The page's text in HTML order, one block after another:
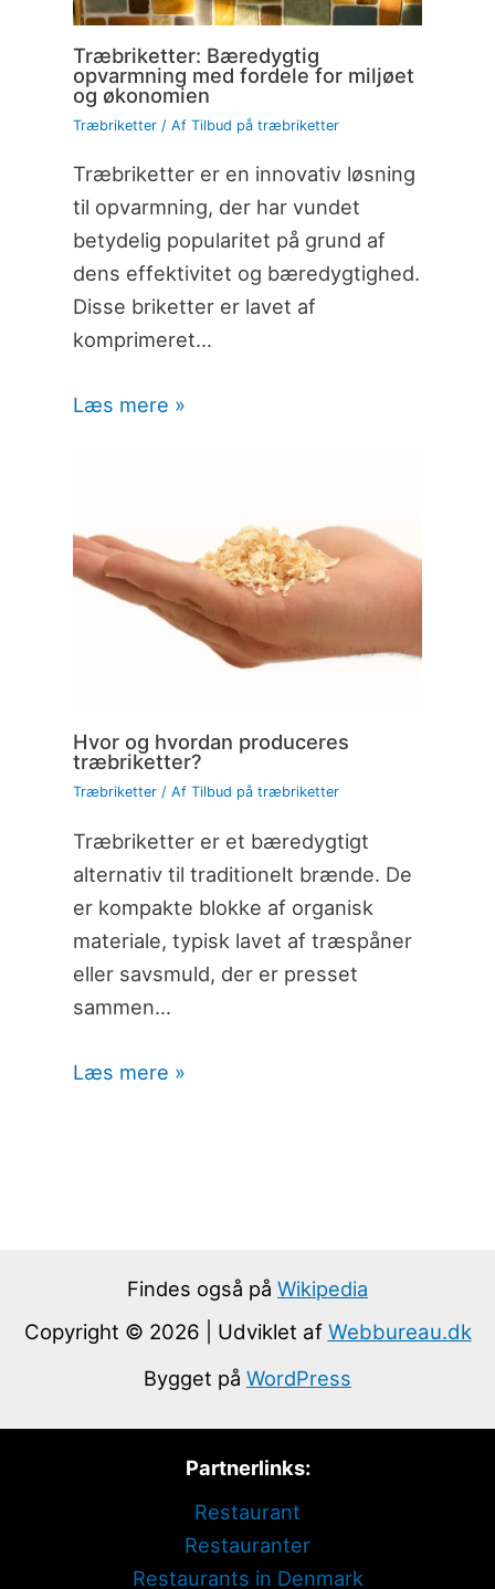
Træbriketter: Bæredygtig
opvarmning med fordele for miljøet
og økonomien
Træbriketter/ Af Tilbud på træbriketter
Træbriketter er en innovativ løsning
til opvarmning, der har vundet
betydelig popularitet på grund af
dens effektivitet og bæredygtighed.
Disse briketter er lavet af
komprimeret…
Læs mere »
Hvor og hvordan produceres
træbriketter?
Træbriketter/ Af Tilbud på træbriketter
Træbriketter er et bæredygtigt
alternativ til traditionelt brænde. De
er kompakte blokke af organisk
materiale, typisk lavet af træspåner
eller savsmuld, der er presset
sammen…
Læs mere »
Findes også på Wikipedia
Copyright © 2026 | Udviklet af Webbureau.dk
Bygget på WordPress
Partnerlinks:
Restaurant
Restauranter
Restaurants in Denmark